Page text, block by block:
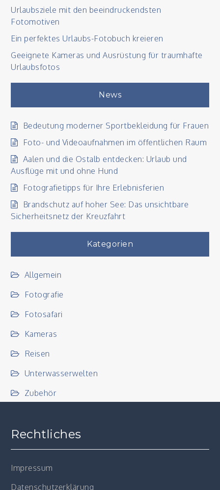
Urlaubsziele mit den beeindruckendsten
Fotomotiven
Ein perfektes Urlaubs-Fotobuch kreieren
Geeignete Kameras und Ausrüstung für traumhafte
Urlaubsfotos
News
Bedeutung moderner Sportbekleidung für Frauen
Foto- und Videoaufnahmen im öffentlichen Raum
Aalen und die Ostalb entdecken: Urlaub und
Ausflüge mit und ohne Hund
Fotografietipps für Ihre Erlebnisferien
Brandschutz auf hoher See: Das unsichtbare
Sicherheitsnetz der Kreuzfahrt
Kategorien
Allgemein
Fotografie
Fotosafari
Kameras
Reisen
Unterwasserwelten
Zubehör
Rechtliches
Impressum
Datenschutzerklärung